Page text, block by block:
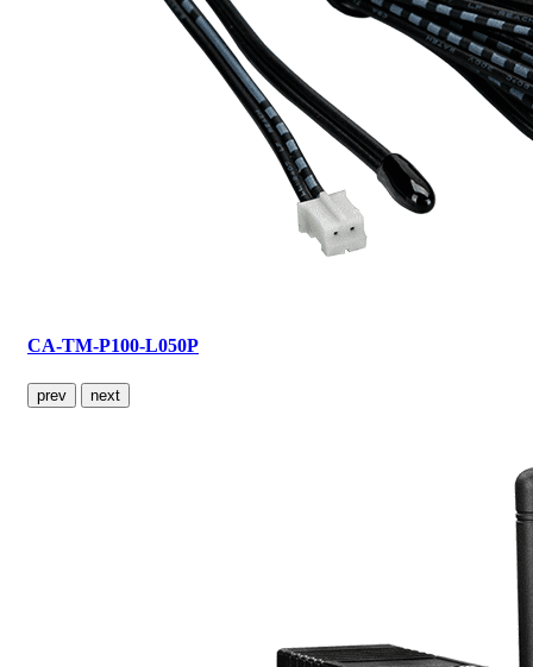
CA-TM-P100-L050P
prev next